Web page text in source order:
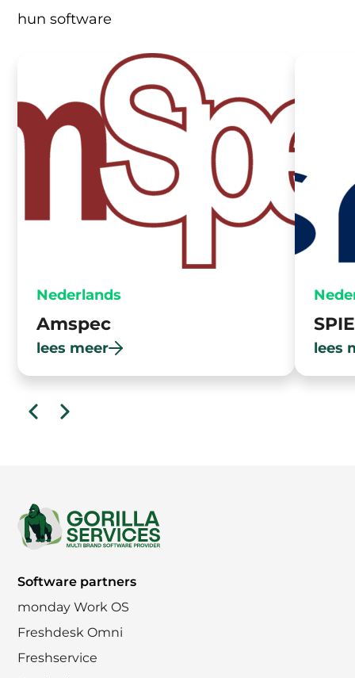
hun software
Nederlands
Amspec
lees meer
SPIE
lees
Footer
Software partners
monday Work OS
Freshdesk Omni
Freshservice